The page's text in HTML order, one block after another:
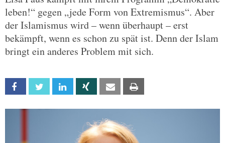
leben!“ gegen „jede Form von Extremismus“. Aber
der Islamismus wird – wenn überhaupt – erst
bekämpft, wenn es schon zu spät ist. Denn der Islam
bringt ein anderes Problem mit sich.
Facebook Twitter Linkedin Xing Email